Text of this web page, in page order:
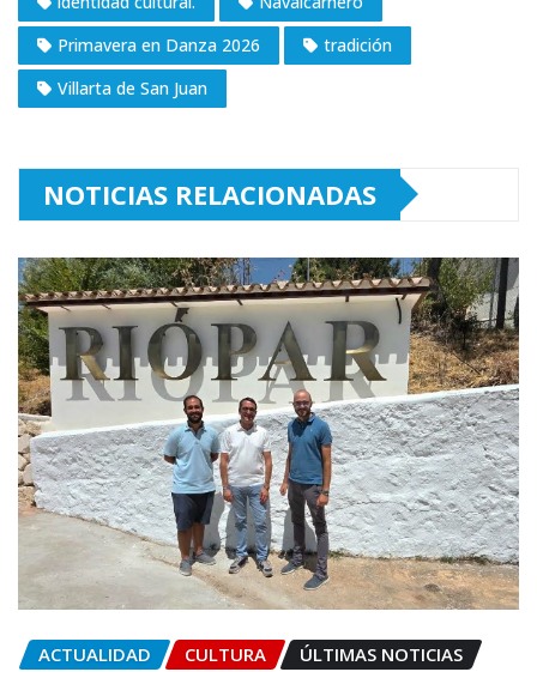
Primavera en Danza 2026
tradición
Villarta de San Juan
NOTICIAS RELACIONADAS
ACTUALIDAD CULTURA ÚLTIMAS NOTICIAS